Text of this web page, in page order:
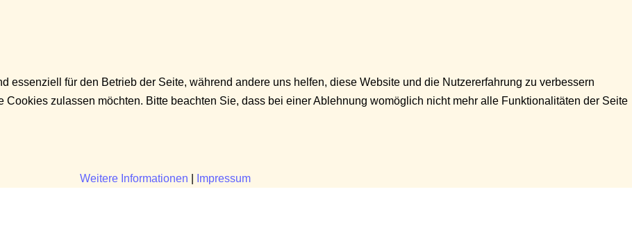
essenziell für den Betrieb der Seite, während andere uns helfen, diese Website und die Nutzererfahrung zu verbessern
zulassen möchten. Bitte beachten Sie, dass bei einer Ablehnung womöglich nicht mehr alle Funktionalitäten der Seite
Weitere Informationen Impressum